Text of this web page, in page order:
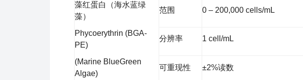
藻红蛋白（海水蓝绿
藻）
Phycoerythrin (BGA-
PE)
(Marine BlueGreen
Algae)
范围 0 – 200,000 cells/mL
分辨率 1 cell/mL
可重现性 ±2%读数